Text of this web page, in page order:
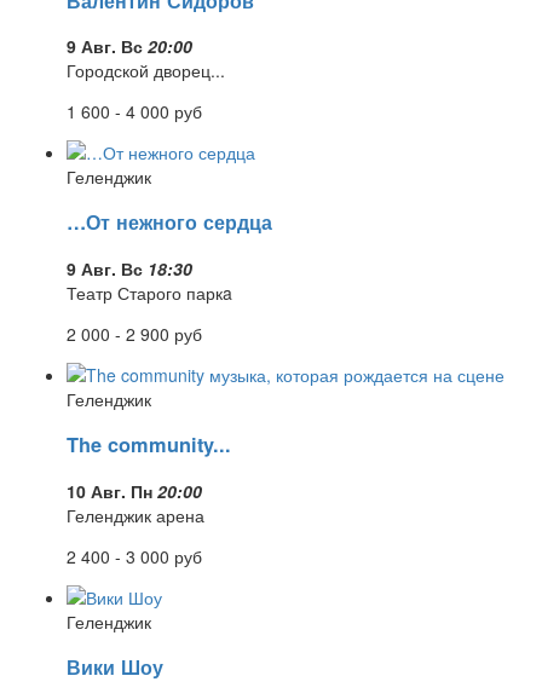
9 Авг. Вс 20:00
Городской дворец...
1 600 - 4 000 руб
Геленджик
…От нежного сердца
9 Авг. Вс 18:30
Театр Старого паркa
2 000 - 2 900 руб
Геленджик
The community...
10 Авг. Пн 20:00
Геленджик арена
2 400 - 3 000 руб
Геленджик
Вики Шоу